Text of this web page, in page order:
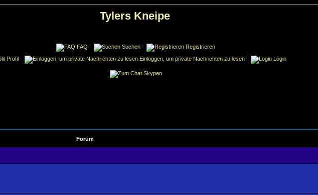
Tylers Kneipe
FAQ Suchen
Registrieren
Profil
Einloggen, um private Nachrichten zu lesen Login
Skypen
Forum